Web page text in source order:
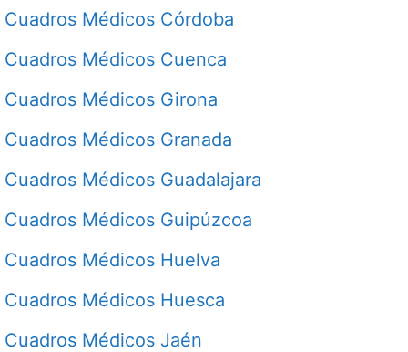
Cuadros Médicos Córdoba
Cuadros Médicos Cuenca
Cuadros Médicos Girona
Cuadros Médicos Granada
Cuadros Médicos Guadalajara
Cuadros Médicos Guipúzcoa
Cuadros Médicos Huelva
Cuadros Médicos Huesca
Cuadros Médicos Jaén